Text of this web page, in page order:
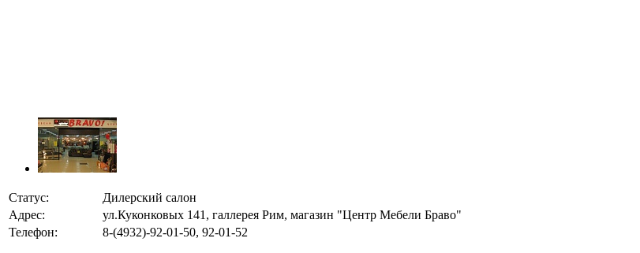
Статус:
Дилерский салон
Адрес:
ул.Куконковых 141, галлерея Рим, магазин "Центр Мебели Браво"
Телефон:
8-(4932)-92-01-50, 92-01-52